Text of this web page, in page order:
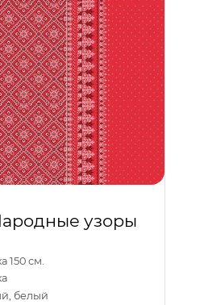
узоры
150 см.
белый